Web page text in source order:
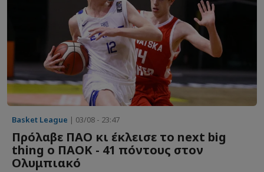
Basket League | 03/08 - 23:47
Πρόλαβε ΠΑΟ κι έκλεισε το next big
thing ο ΠΑΟΚ - 41 πόντους στον
Ολυμπιακό